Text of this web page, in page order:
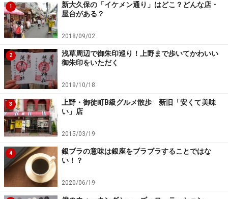
1
新大久保の「イケメン通り」はどこ？どんな店・
屋台がある？
2018/09/02
2
浅草周辺で御朱印巡り！上野まで歩いてかわいい
御朱印をいただく
2019/10/18
3
上野・御徒町B級グルメ散歩 新旧「安くて美味
い」店
2015/03/19
4
銀ブラの意味は銀座をブラブラすることではな
い！？
2020/06/19